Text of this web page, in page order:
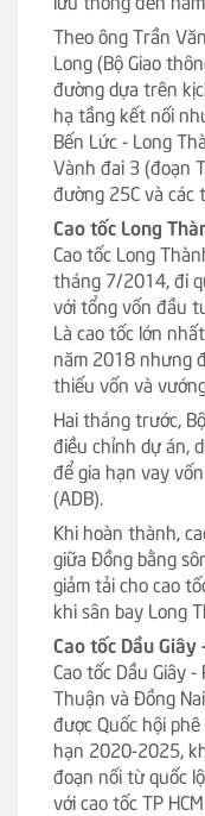
Theo ông Trần
Long (Bộ Giao
đường dựa trên
hạ tầng kết nối
Bến Lức - Long
Vành đai 3 (đoạn
đường 25C và các
Cao tốc Long
Cao tốc Long
tháng 7/2014, đi
với tổng vốn đầu
Là cao tốc lớn
năm 2018 nhưng
thiếu vốn và
Hai tháng trước,
điều chỉnh dự án,
để gia hạn vay
(ADB).
Khi hoàn thành,
giữa Đồng bằng
giảm tải cho cao
khi sân bay Long
Cao tốc Dầu
Cao tốc Dầu Giây
Thuận và Đồng
được Quốc hội
hạn 2020-2025,
đoạn nối từ quốc
với cao tốc TP